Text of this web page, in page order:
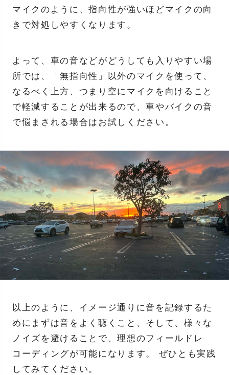
マイクのように、指向性が強いほどマイクの向
きで対処しやすくなります。
よって、車の音などがどうしても入りやすい場
所では、「無指向性」以外のマイクを使って、
なるべく上方、つまり空にマイクを向けること
で軽減することが出来るので、車やバイクの音
で悩まされる場合はお試しください。
以上のように、イメージ通りに音を記録するた
めにまずは音をよく聴くこと、そして、様々な
ノイズを避けることで、理想のフィールドレ
コーディングが可能になります。 ぜひとも実践
してみてください。